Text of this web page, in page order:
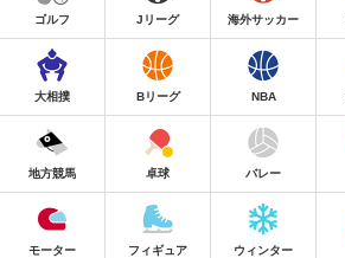
ゴルフ Jリーグ 海外サッカー
大相撲 Bリーグ NBA
地方競馬 卓球 バレー
モーター フィギュア ウィンター